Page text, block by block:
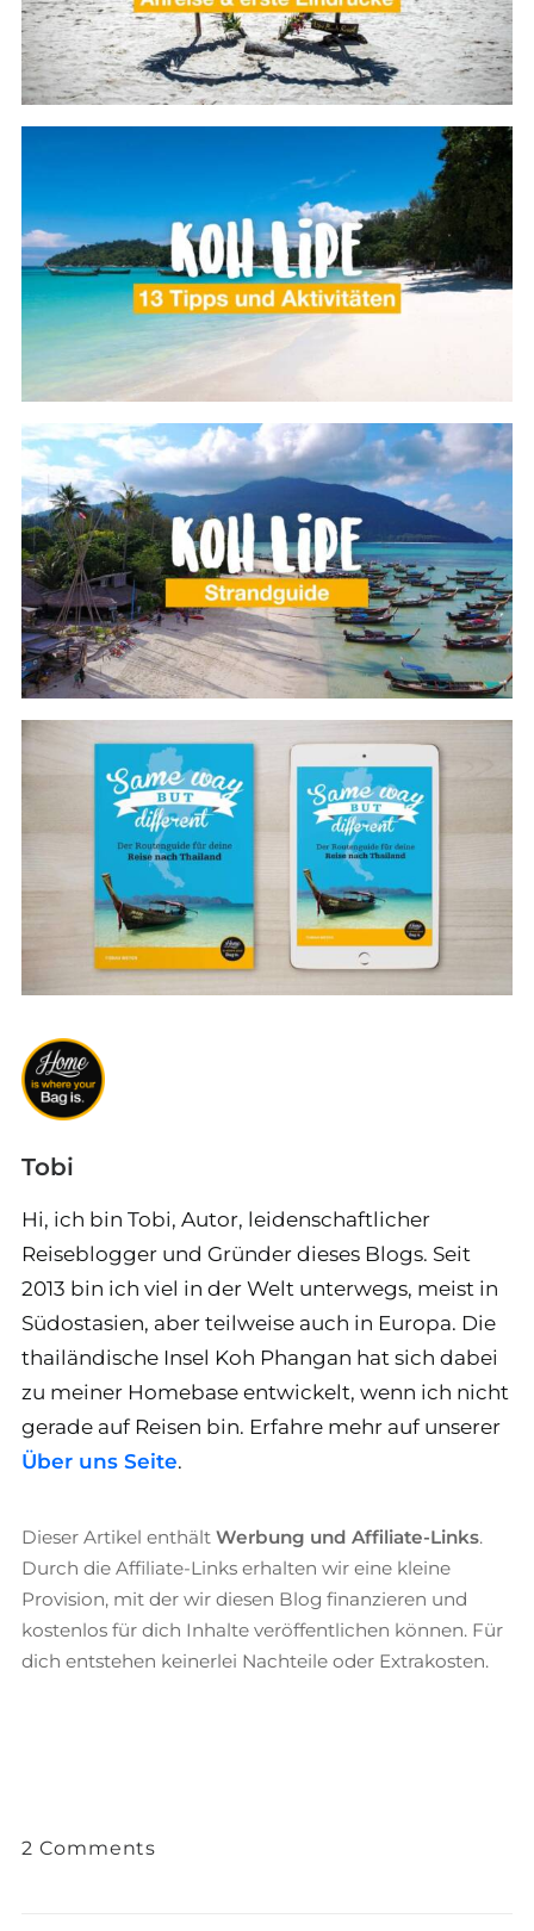
Tobi
Hi, ich bin Tobi, Autor, leidenschaftlicher
Reiseblogger und Gründer dieses Blogs. Seit
2013 bin ich viel in der Welt unterwegs, meist in
Südostasien, aber teilweise auch in Europa. Die
thailändische Insel Koh Phangan hat sich dabei
zu meiner Homebase entwickelt, wenn ich nicht
gerade auf Reisen bin. Erfahre mehr auf unserer
Über uns Seite.
Dieser Artikel enthält Werbung und Affiliate-Links.
Durch die Affiliate-Links erhalten wir eine kleine
Provision, mit der wir diesen Blog finanzieren und
kostenlos für dich Inhalte veröffentlichen können. Für
dich entstehen keinerlei Nachteile oder Extrakosten.
2 Comments